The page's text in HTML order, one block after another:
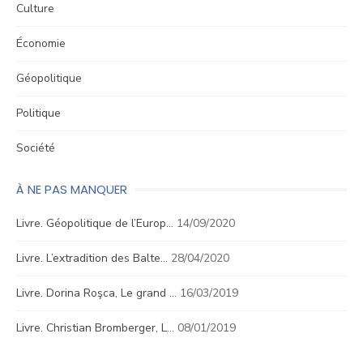
Culture
Économie
Géopolitique
Politique
Société
À NE PAS MANQUER
Livre. Géopolitique de l’Europ… 14/09/2020
Livre. L’extradition des Balte… 28/04/2020
Livre. Dorina Roşca, Le grand … 16/03/2019
Livre. Christian Bromberger, L… 08/01/2019